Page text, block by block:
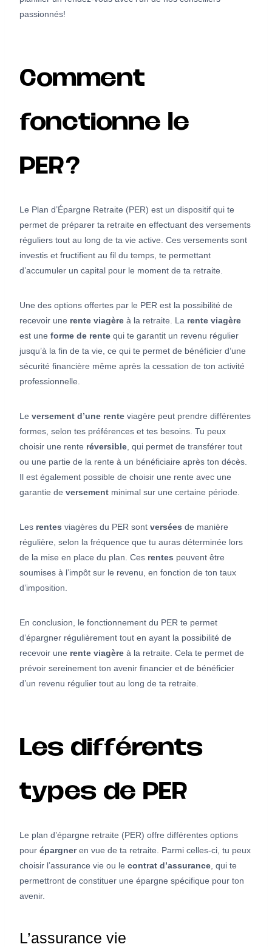
passionnés!
Comment
fonctionne le
PER?
Le Plan d’Épargne Retraite (PER) est un dispositif qui te
permet de préparer ta retraite en effectuant des versements
réguliers tout au long de ta vie active. Ces versements sont
investis et fructifient au fil du temps, te permettant
d’accumuler un capital pour le moment de ta retraite.
Une des options offertes par le PER est la possibilité de
recevoir une rente viagère à la retraite. La rente viagère
est une forme de rente qui te garantit un revenu régulier
jusqu’à la fin de ta vie, ce qui te permet de bénéficier d’une
sécurité financière même après la cessation de ton activité
professionnelle.
Le versement d’une rente viagère peut prendre différentes
formes, selon tes préférences et tes besoins. Tu peux
choisir une rente réversible , qui permet de transférer tout
ou une partie de la rente à un bénéficiaire après ton décès.
Il est également possible de choisir une rente avec une
garantie de versement minimal sur une certaine période.
Les rentes viagères du PER sont versées de manière
régulière, selon la fréquence que tu auras déterminée lors
de la mise en place du plan. Ces rentes peuvent être
soumises à l’impôt sur le revenu, en fonction de ton taux
d’imposition.
En conclusion, le fonctionnement du PER te permet
d’épargner régulièrement tout en ayant la possibilité de
recevoir une rente viagère à la retraite. Cela te permet de
prévoir sereinement ton avenir financier et de bénéficier
d’un revenu régulier tout au long de ta retraite.
Les différents
types de PER
Le plan d’épargne retraite (PER) offre différentes options
pour épargneren vue de ta retraite. Parmi celles-ci, tu peux
choisir l’assurance vie ou le contrat d’assurance , qui te
permettront de constituer une épargne spécifique pour ton
avenir.
L’assurance vie